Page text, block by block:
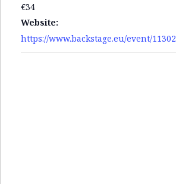
€34
Website:
https://www.backstage.eu/event/11302